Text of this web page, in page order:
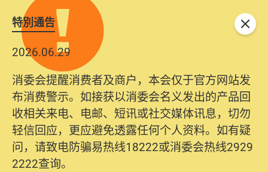
特別通告
2026.06.29
消委会提醒消费者及商户，本会仅于官方网站发
布消费警示。如接获以消委会名义发出的产品回
收相关来电、电邮、短讯或社交媒体讯息，切勿
轻信回应，更应避免透露任何个人资料。如有疑
问，请致电防骗易热线18222或消委会热线2929
2222查询。
2025.10.31
为提升使用者体验及网络安全，本会的投诉处理
系统已经进行升级及推出新功能。由2025年11月
10日起，消费者需要提供基本联络资料（包括姓
名、电邮及电话）注册帐户，才可提交投诉、查
询及建议。所有提交纪录将清晰整合于帐户中，
方便日后作出跟进。
关闭